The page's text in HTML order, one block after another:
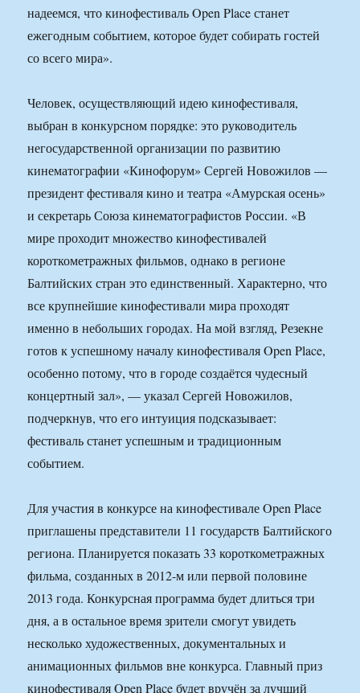
надеемся, что кинофестиваль Open Place станет
ежегодным событием, которое будет собирать гостей
со всего мира».
Человек, осуществляющий идею кинофестиваля,
выбран в конкурсном порядке: это руководитель
негосударственной организации по развитию
кинематографии «Кинофорум» Сергей Новожилов —
президент фестиваля кино и театра «Амурская осень»
и секретарь Союза кинематографистов России. «В
мире проходит множество кинофестивалей
короткометражных фильмов, однако в регионе
Балтийских стран это единственный. Характерно, что
все крупнейшие кинофестивали мира проходят
именно в небольших городах. На мой взгляд, Резекне
готов к успешному началу кинофестиваля Open Place,
особенно потому, что в городе создаётся чудесный
концертный зал», — указал Сергей Новожилов,
подчеркнув, что его интуиция подсказывает:
фестиваль станет успешным и традиционным
событием.
Для участия в конкурсе на кинофестивале Open Place
приглашены представители 11 государств Балтийского
региона. Планируется показать 33 короткометражных
фильма, созданных в 2012-м или первой половине
2013 года. Конкурсная программа будет длиться три
дня, а в остальное время зрители смогут увидеть
несколько художественных, документальных и
анимационных фильмов вне конкурса. Главный приз
кинофестиваля Open Place будет вручён за лучший